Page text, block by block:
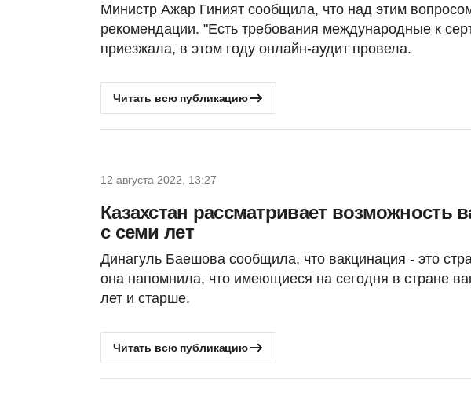
Министр Ажар Гиният сообщила, что над этим
рекомендации. "Есть требования международные к
приезжала, в этом году онлайн-аудит провела.
Читать всю публикацию
12 августа 2022, 13:27
Казахстан рассматривает возможность
с семи лет
Динагуль Баешова сообщила, что вакцинация - это
она напомнила, что имеющиеся на сегодня в стране
лет и старше.
Читать всю публикацию